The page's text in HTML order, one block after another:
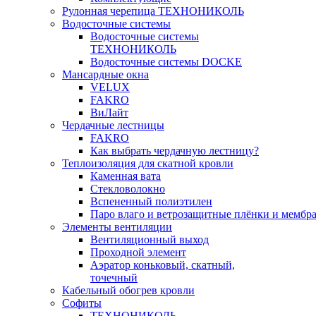
Рулонная черепица ТЕХНОНИКОЛЬ
Водосточные системы
Водосточные системы
ТЕХНОНИКОЛЬ
Водосточные системы DOCKE
Мансардные окна
VELUX
FAKRO
ВиЛайт
Чердачные лестницы
FAKRO
Как выбрать чердачную лестницу?
Теплоизоляция для скатной кровли
Каменная вата
Стекловолокно
Вспененный полиэтилен
Паро влаго и ветрозащитные плёнки и
Элементы вентиляции
Вентиляционный выход
Проходной элемент
Аэратор коньковый, скатный,
точечный
Кабельный обогрев кровли
Софиты